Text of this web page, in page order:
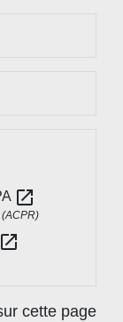
open_in_new
open_in_new
cette page